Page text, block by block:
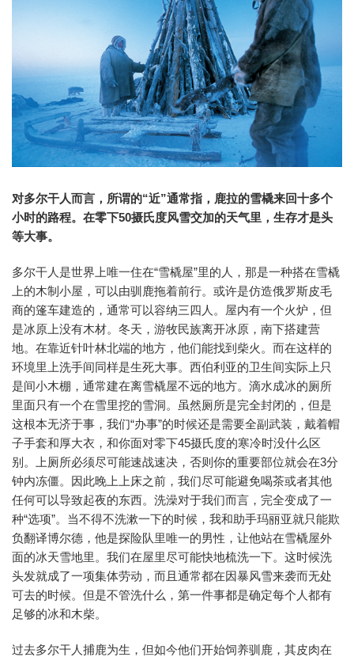
对多尔干人而言，所谓的“近”通常指，鹿拉的雪橇来回十多个
小时的路程。在零下50摄氏度风雪交加的天气里，生存才是头
等大事。
多尔干人是世界上唯一住在“雪橇屋”里的人，那是一种搭在雪橇
上的木制小屋，可以由驯鹿拖着前行。或许是仿造俄罗斯皮毛
商的篷车建造的，通常可以容纳三四人。屋内有一个火炉，但
是冰原上没有木材。冬天，游牧民族离开冰原，南下搭建营
地。在靠近针叶林北端的地方，他们能找到柴火。而在这样的
环境里上洗手间同样是生死大事。西伯利亚的卫生间实际上只
是间小木棚，通常建在离雪橇屋不远的地方。滴水成冰的厕所
里面只有一个在雪里挖的雪洞。虽然厕所是完全封闭的，但是
这根本无济于事，我们“办事”的时候还是需要全副武装，戴着帽
子手套和厚大衣，和你面对零下45摄氏度的寒冷时没什么区
别。上厕所必须尽可能速战速决，否则你的重要部位就会在3分
钟内冻僵。因此晚上上床之前，我们尽可能避免喝茶或者其他
任何可以导致起夜的东西。洗澡对于我们而言，完全变成了一
种“选项”。当不得不洗漱一下的时候，我和助手玛丽亚就只能欺
负翻译博尔德，他是探险队里唯一的男性，让他站在雪橇屋外
面的冰天雪地里。我们在屋里尽可能快地梳洗一下。这时候洗
头发就成了一项集体劳动，而且通常都在因暴风雪来袭而无处
可去的时候。但是不管洗什么，第一件事都是确定每个人都有
足够的冰和木柴。
过去多尔干人捕鹿为生，但如今他们开始饲养驯鹿，其皮肉在